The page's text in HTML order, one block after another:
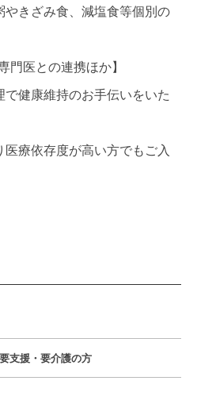
きざみ食、減塩食等個別の
門医との連携ほか】
健康維持のお手伝いをいた
療依存度が高い方でもご入
支援・要介護の方